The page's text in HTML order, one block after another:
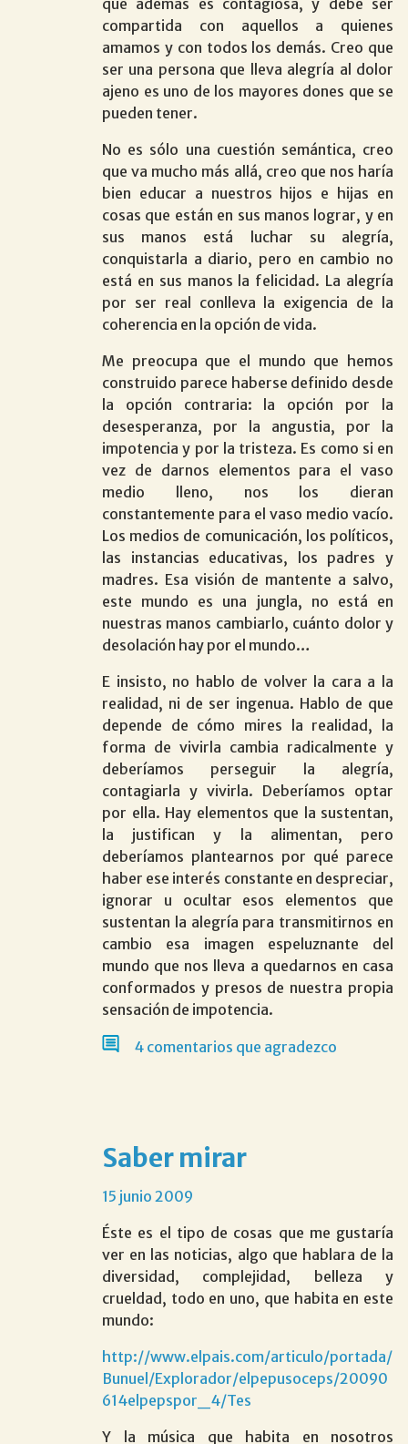
que además es contagiosa, y debe ser
compartida con aquellos a quienes
amamos y con todos los demás. Creo que
ser una persona que lleva alegría al dolor
ajeno es uno de los mayores dones que se
pueden tener.
No es sólo una cuestión semántica, creo
que va mucho más allá, creo que nos haría
bien educar a nuestros hijos e hijas en
cosas que están en sus manos lograr, y en
sus manos está luchar su alegría,
conquistarla a diario, pero en cambio no
está en sus manos la felicidad. La alegría
por ser real conlleva la exigencia de la
coherencia en la opción de vida.
Me preocupa que el mundo que hemos
construido parece haberse definido desde
la opción contraria: la opción por la
desesperanza, por la angustia, por la
impotencia y por la tristeza. Es como si en
vez de darnos elementos para el vaso
medio lleno, nos los dieran
constantemente para el vaso medio vacío.
Los medios de comunicación, los políticos,
las instancias educativas, los padres y
madres. Esa visión de mantente a salvo,
este mundo es una jungla, no está en
nuestras manos cambiarlo, cuánto dolor y
desolación hay por el mundo…
E insisto, no hablo de volver la cara a la
realidad, ni de ser ingenua. Hablo de que
depende de cómo mires la realidad, la
forma de vivirla cambia radicalmente y
deberíamos perseguir la alegría,
contagiarla y vivirla. Deberíamos optar
por ella. Hay elementos que la sustentan,
la justifican y la alimentan, pero
deberíamos plantearnos por qué parece
haber ese interés constante en despreciar,
ignorar u ocultar esos elementos que
sustentan la alegría para transmitirnos en
cambio esa imagen espeluznante del
mundo que nos lleva a quedarnos en casa
conformados y presos de nuestra propia
sensación de impotencia.
4 comentarios que agradezco
saber mirar
15 junio 2009
Éste es el tipo de cosas que me gustaría
ver en las noticias, algo que hablara de la
diversidad, complejidad, belleza y
crueldad, todo en uno, que habita en este
mundo:
http://www.elpais.com/articulo/portada/
Bunuel/Explorador/elpepusoceps/20090
614elpepspor_4/Tes
Y la música que habita en nosotros